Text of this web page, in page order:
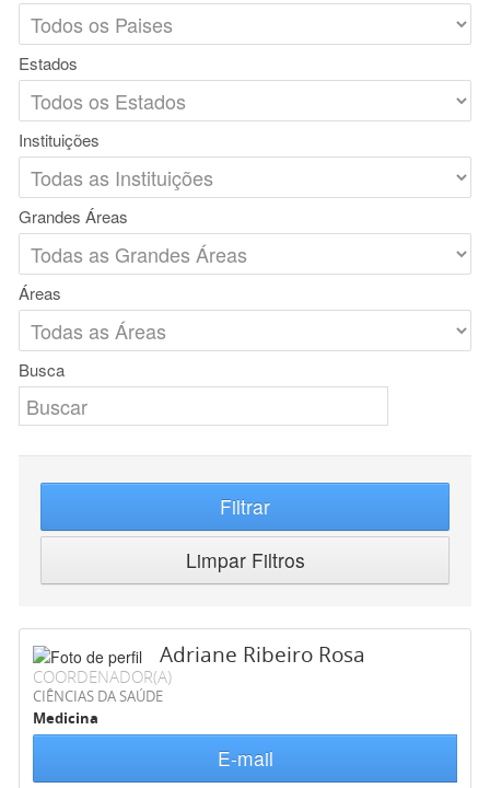
Estados
Instituições
Grandes Áreas
Áreas
Busca
Filtrar
Limpar Filtros
Adriane Ribeiro Rosa
COORDENADOR(A)
CIÊNCIAS DA SAÚDE
Medicina
E-mail